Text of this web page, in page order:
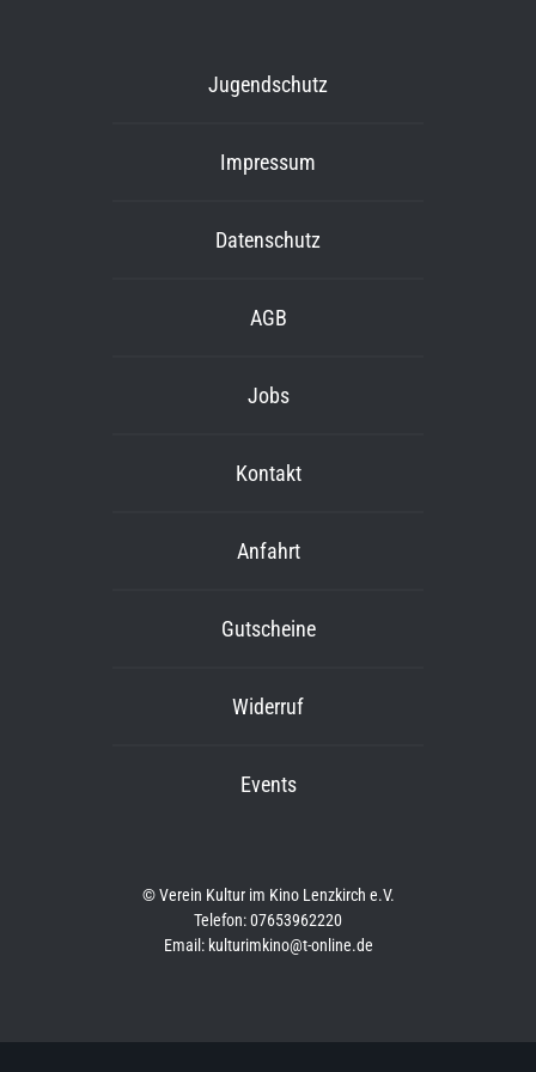
Jugendschutz
Impressum
Datenschutz
AGB
Jobs
Kontakt
Anfahrt
Gutscheine
Widerruf
Events
© Verein Kultur im Kino Lenzkirch e.V.
Telefon: 07653962220
Email: kulturimkino@t-online.de